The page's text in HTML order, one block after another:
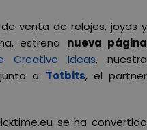
venta de relojes, joyas y
estrena nueva página
Creative Ideas, nuestra
a Totbits, el partner
se ha convertido